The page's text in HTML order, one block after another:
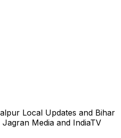
Local Updates and Bihar
Media and IndiaTV